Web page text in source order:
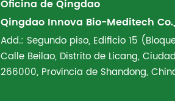
Oficina de Qingdao
Qingdao Innova Bio-Meditech
Add.: Segundo piso, Edificio 15
Calle Beilao, Distrito de Licang,
266000, Provincia de Shandong,